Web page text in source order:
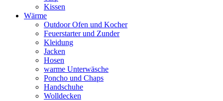
Kissen
Wärme
Outdoor Ofen und Kocher
Feuerstarter und Zunder
Kleidung
Jacken
Hosen
warme Unterwäsche
Poncho und Chaps
Handschuhe
Wolldecken